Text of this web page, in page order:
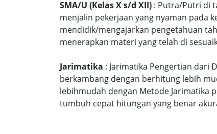
SMA/U (Kelas X s/d XII) : Putra/Putri di
menjalin pekerjaan yang nyaman pada
mendidik/mengajarkan pengetahuan
menerapkan materi yang telah di
Jarimatika : Jarimatika Pengertian dari
berkambang dengan berhitung lebih
lebihmudah dengan Metode Jarimatika
tumbuh cepat hitungan yang benar